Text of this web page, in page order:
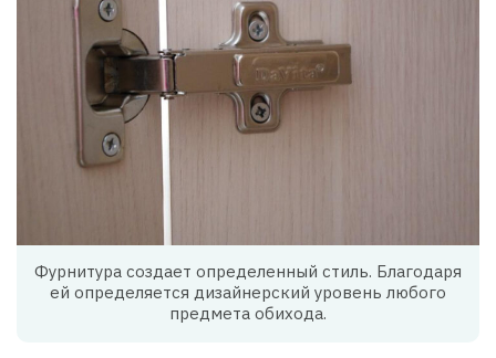
Фурнитура создает определенный стиль. Благодаря
ей определяется дизайнерский уровень любого
предмета обихода.